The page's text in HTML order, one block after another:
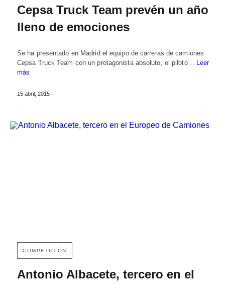
Cepsa Truck Team prevén un año
lleno de emociones
Se ha presentado en Madrid el equipo de carreras de camiones
Cepsa Truck Team con un protagonista absoluto, el piloto…
Leer
más
15 abril, 2015
COMPETICIÓN
Antonio Albacete, tercero en el